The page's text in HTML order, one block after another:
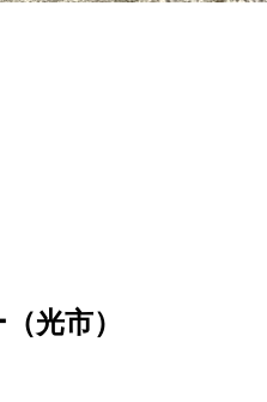
光市）